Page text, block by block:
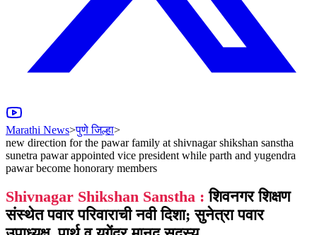
Marathi News>पुणे जिल्हा>
new direction for the pawar family at shivnagar shikshan sanstha
sunetra pawar appointed vice president while parth and yugendra
pawar become honorary members
Shivnagar Shikshan Sanstha : शिवनगर शिक्षण
संस्थेत पवार परिवाराची नवी दिशा; सुनेत्रा पवार